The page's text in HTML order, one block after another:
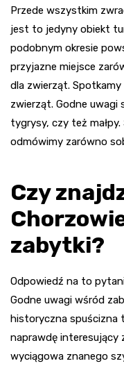
Przede wszystkim
jest to jedyny obiekt
podobnym okresie
przyjazne miejsce
dla zwierząt.
zwierząt. Godne
tygrysy, czy też
odmówimy zarówno
Czy
zabytki?
Odpowiedź na to
Godne uwagi wśród
historyczna spuścizna
naprawdę interesujący
wyciągowa znanego